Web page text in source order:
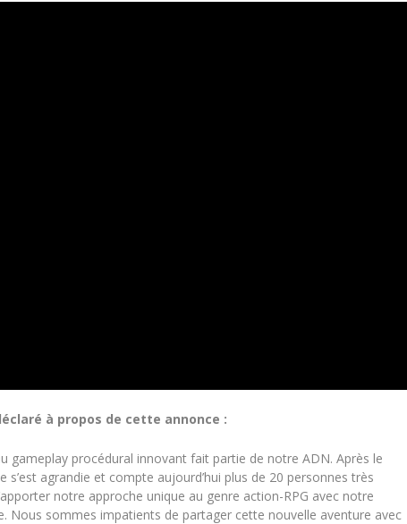
à propos de cette annonce :
gameplay procédural innovant fait partie de notre ADN. Après le
agrandie et compte aujourd’hui plus de 20 personnes très
notre approche unique au genre action-RPG avec notre
Nous sommes impatients de partager cette nouvelle aventure avec